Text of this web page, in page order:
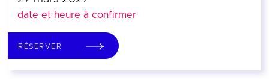
date et heure à confirmer
RÉSERVER